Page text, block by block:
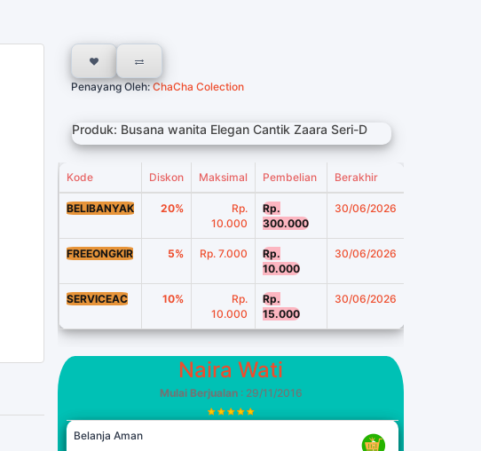
Penayang Oleh:ChaCha Colection
Produk: Busana wanita Elegan Cantik Zaara Seri-D
Kode Diskon Maksimal Pembelian Berakhir
BELIBANYAK 20%
Rp.
10.000
Rp.
300.000
30/06/2026
FREEONGKIR 5% Rp. 7.000
Rp.
10.000
30/06/2026
SERVICEAC 10%
Rp.
10.000
Rp.
15.000
30/06/2026
Naira Wati
Mulai Berjualan: 29/11/2016
Belanja Aman